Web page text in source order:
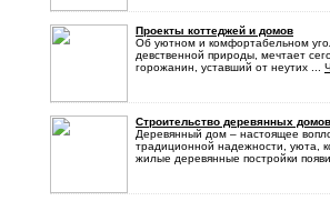
Проекты коттеджей и домов
Об уютном и комфортабельном
девственной природы, мечтает
горожанин, уставший от неутих ...
Строительство деревянных домов
Деревянный дом – настоящее
традиционной надежности, уюта,
жилые деревянные постройки